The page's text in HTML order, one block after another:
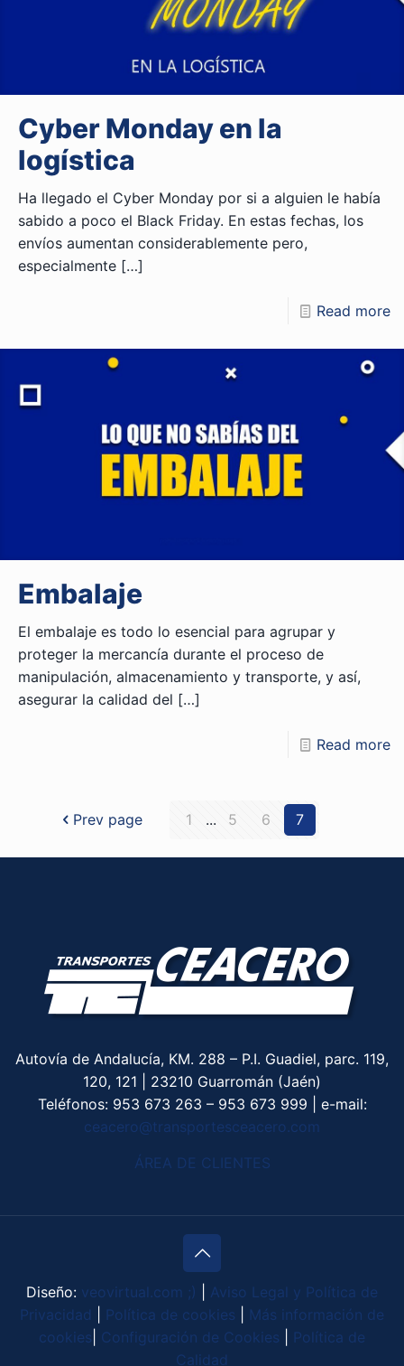
Cyber Monday en la
logística
Ha llegado el Cyber Monday por si a alguien le había
sabido a poco el Black Friday. En estas fechas, los
envíos aumentan considerablemente pero,
especialmente […]
Read more
Embalaje
El embalaje es todo lo esencial para agrupar y
proteger la mercancía durante el proceso de
manipulación, almacenamiento y transporte, y así,
asegurar la calidad del […]
Read more
Prev page 1 ... 5 6 7
Autovía de Andalucía, KM. 288 – P.I. Guadiel, parc. 119,
120, 121 | 23210 Guarromán (Jaén)
Teléfonos: 953 673 263 – 953 673 999 | e-mail:
ceacero@transportesceacero.com
ÁREA DE CLIENTES
Diseño: veovirtual.com ;)
Aviso Legal y Política de
Privacidad
Política de cookies
Más información de
cookies Configuración de Cookies
Política de
Calidad